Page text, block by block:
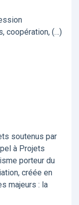
coopération, (…)
soutenus par
à Projets
porteur du
créée en
majeurs : la